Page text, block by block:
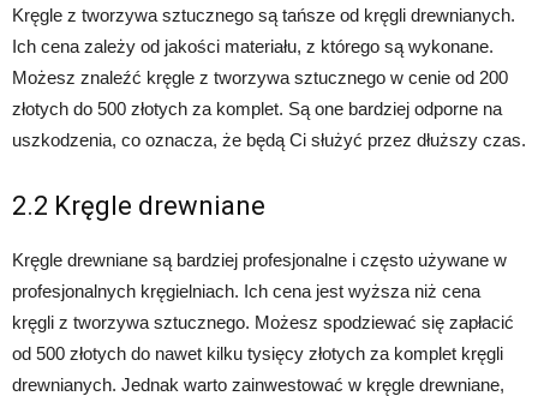
Kręgle z tworzywa sztucznego są tańsze od kręgli drewnianych.
Ich cena zależy od jakości materiału, z którego są wykonane.
Możesz znaleźć kręgle z tworzywa sztucznego w cenie od 200
złotych do 500 złotych za komplet. Są one bardziej odporne na
uszkodzenia, co oznacza, że będą Ci służyć przez dłuższy czas.
2.2 Kręgle drewniane
Kręgle drewniane są bardziej profesjonalne i często używane w
profesjonalnych kręgielniach. Ich cena jest wyższa niż cena
kręgli z tworzywa sztucznego. Możesz spodziewać się zapłacić
od 500 złotych do nawet kilku tysięcy złotych za komplet kręgli
drewnianych. Jednak warto zainwestować w kręgle drewniane,